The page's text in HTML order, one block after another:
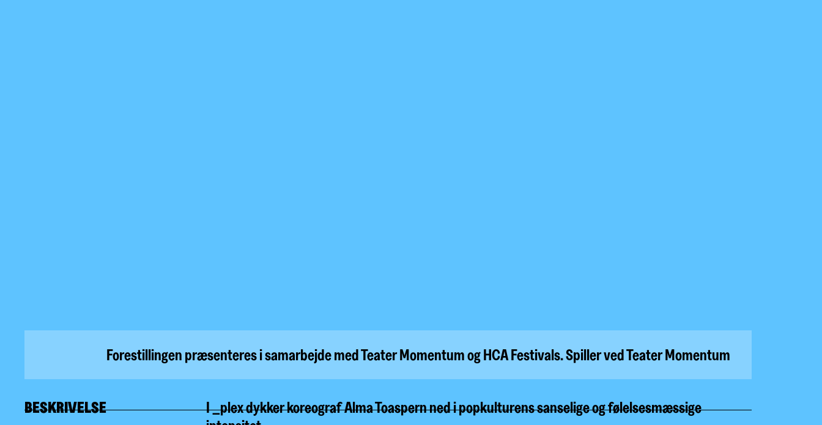
Forestillingen præsenteres i samarbejde med Teater Momentum og HCA Festivals. Spiller ved Teater Momentum
BESKRIVELSE
I _plex dykker koreograf Alma Toaspern ned i popkulturens sanselige og følelsesmæssige